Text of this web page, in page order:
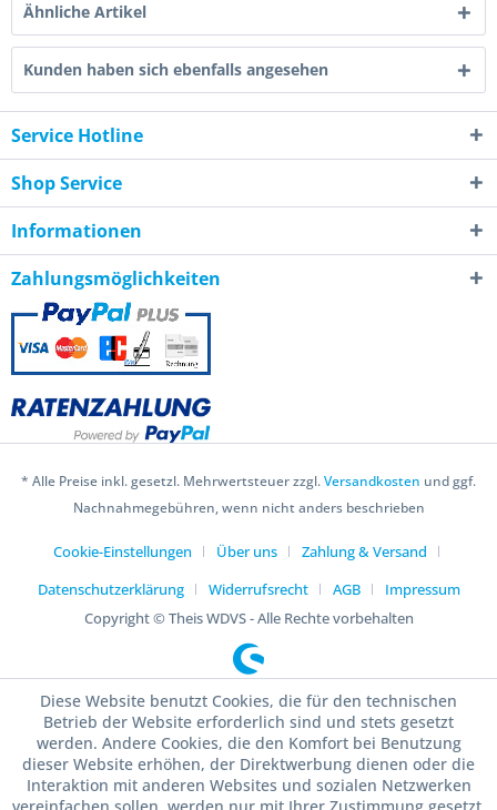
Ähnliche Artikel
Kunden haben sich ebenfalls angesehen
Service Hotline
Shop Service
Informationen
Zahlungsmöglichkeiten
* Alle Preise inkl. gesetzl. Mehrwertsteuer zzgl.Versandkosten und ggf.
Nachnahmegebühren, wenn nicht anders beschrieben
Cookie-Einstellungen Über uns
Zahlung & Versand
Datenschutzerklärung
Widerrufsrecht AGB
Impressum
Copyright © Theis WDVS - Alle Rechte vorbehalten
Diese Website benutzt Cookies, die für den technischen
Betrieb der Website erforderlich sind und stets gesetzt
werden. Andere Cookies, die den Komfort bei Benutzung
dieser Website erhöhen, der Direktwerbung dienen oder die
Interaktion mit anderen Websites und sozialen Netzwerken